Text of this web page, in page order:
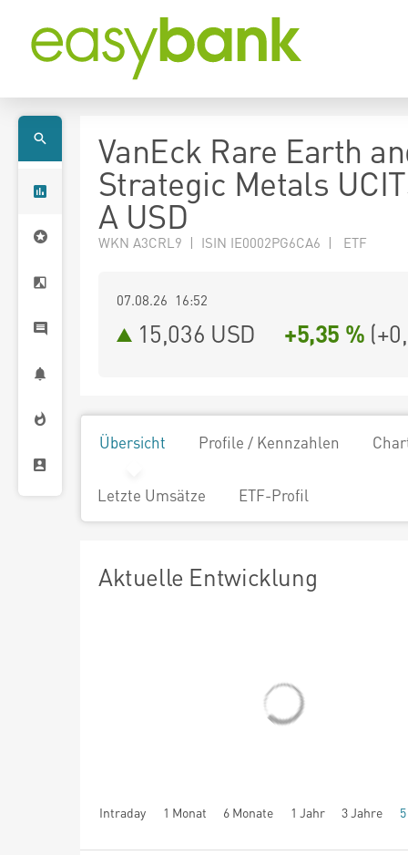
VanEck Rare Earth
Strategic Metals
A USD
WKN A3CRL9 | ISIN IE0002PG6CA6 | ETF
07.08.26 16:52
15,036 USD +5,35 % (
Übersicht Profile / Kennzahlen
Letzte Umsätze ETF-Profil
Aktuelle Entwicklung
Intraday 1 Monat 6 Monate 1 Jahr 3 Jahre
seit Beginn